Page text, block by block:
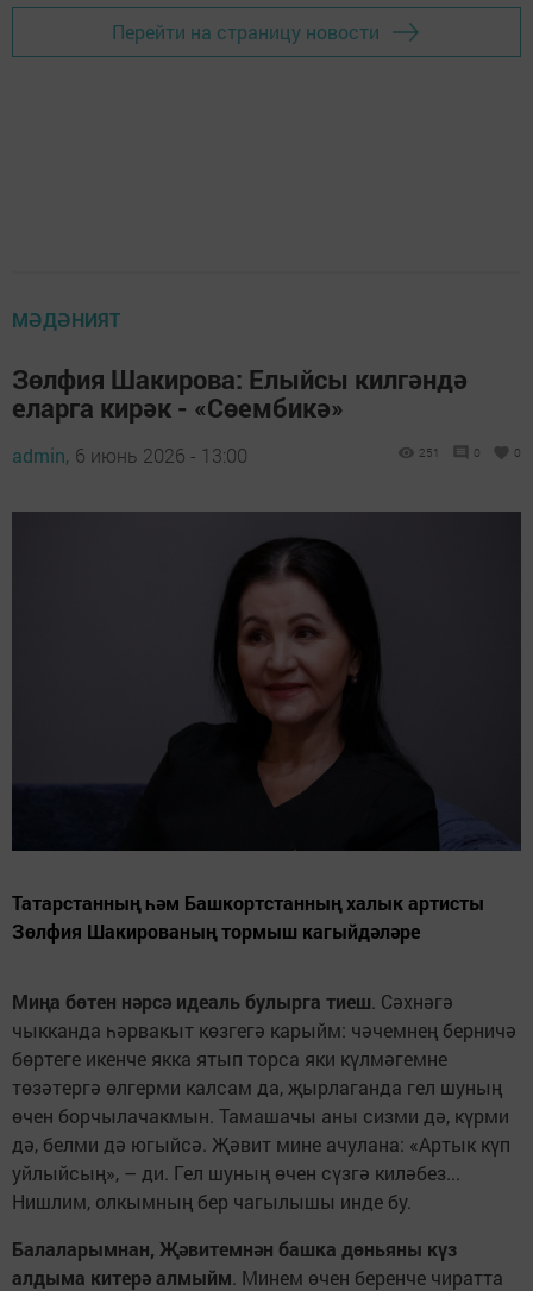
Перейти на страницу новости
МӘДӘНИЯТ
Зөлфия Шакирова: Елыйсы килгәндә
еларга кирәк - «Сөембикә»
admin, 6 июнь 2026 - 13:00 251 0 0
Татарстанның һәм Башкортстанның халык артисты
Зөлфия Шакированың тормыш кагыйдәләре
Миңа бөтен нәрсә идеаль булырга тиеш. Сәхнәгә
чыкканда һәрвакыт көзгегә карыйм: чәчемнең берничә
бөртеге икенче якка ятып торса яки күлмәгемне
төзәтергә өлгерми калсам да, җырлаганда гел шуның
өчен борчылачакмын. Тамашачы аны сизми дә, күрми
дә, белми дә югыйсә. Җәвит мине ачулана: «Артык күп
уйлыйсың», – ди. Гел шуның өчен сүзгә киләбез...
Нишлим, олкымның бер чагылышы инде бу.
Балаларымнан, Җәвитемнән башка дөньяны күз
алдыма китерә алмыйм. Минем өчен беренче чиратта